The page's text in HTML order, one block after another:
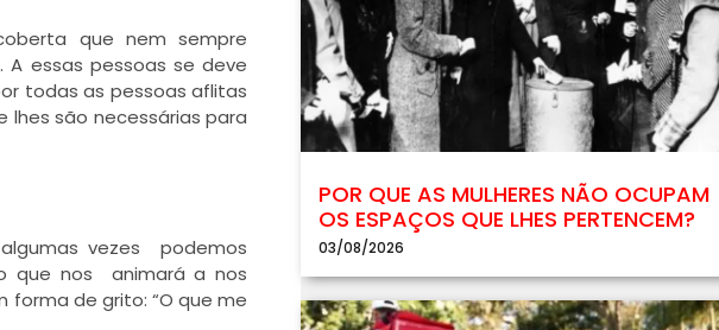
que nem sempre
essas pessoas se deve
todas as pessoas aflitas
são necessárias para
vezes podemos
que nos animará a nos
forma de grito: “O que me
POR QUE AS MULHERES NÃO OCUPAM
OS ESPAÇOS QUE LHES PERTENCEM?
03/08/2026